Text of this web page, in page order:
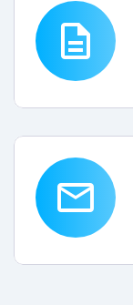
description
email